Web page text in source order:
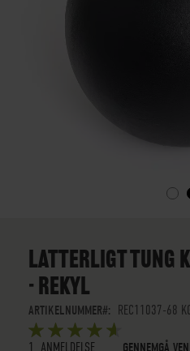
BILLEDGALLERIET
LATTERLIGT TUNG
- REKYL
ARTIKELNUMMER
REC11037-68
BEDØMMELSE:
5OUT OF5
STARS
1 ANMELDELSE GENNEMGÅ